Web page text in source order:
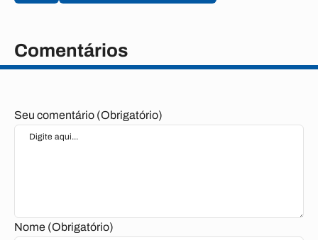
Comentários
Seu comentário (Obrigatório)
Nome (Obrigatório)